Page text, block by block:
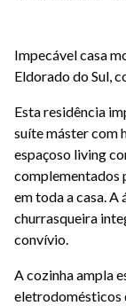
Impecável casa
Eldorado do Sul,
Esta residência
suíte máster com
espaçoso living
complementados
em toda a casa. A
churrasqueira
convívio.
A cozinha ampla
eletrodomésticos